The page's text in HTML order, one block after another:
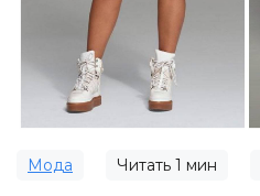
Мода Читать 1 мин